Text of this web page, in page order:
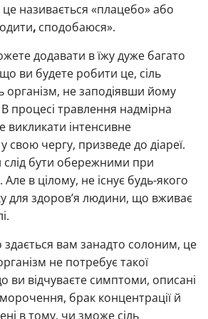
називається «плацебо» або
, сподобаюся».
додавати в їжу дуже багато
ви будете робити це, сіль
організм, не заподіявши йому
процесі травлення надмірна
викликати інтенсивне
свою чергу, призведе до діареї.
слід бути обережними при
Але в цілому, не існує будь-якого
для здоров’я людини, що вживає
вам занадто солоним, це
не потребує такої
ви відчуваєте симптоми, описані
брак концентрації й
в тому, чи зможе сіль